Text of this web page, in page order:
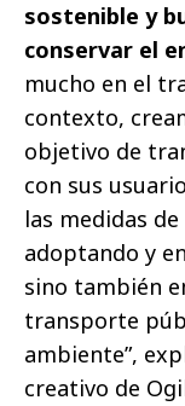
sostenible y
conservar el
mucho en el
contexto,
objetivo de
con sus
las medidas
adoptando y
sino también
transporte
ambiente”,
creativo de